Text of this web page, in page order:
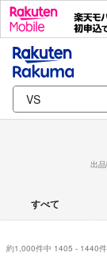
出
すべて
約1,000件中 1405 - 1440件